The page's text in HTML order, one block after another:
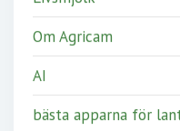
Om Agricam
AI
bästa apparna för